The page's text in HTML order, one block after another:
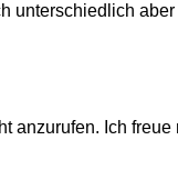
unterschiedlich
anzurufen. Ich